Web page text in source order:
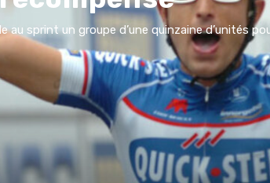
au sprint un groupe d’une quinzaine d’unités